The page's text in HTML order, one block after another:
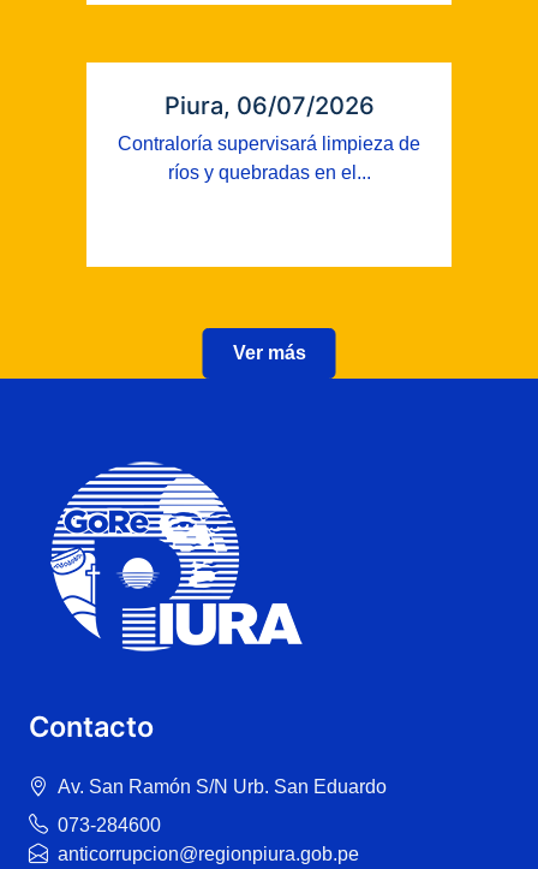
Piura, 06/07/2026
Contraloría supervisará limpieza de
ríos y quebradas en el...
Ver más
Contacto
Av. San Ramón S/N Urb. San Eduardo
073-284600
anticorrupcion@regionpiura.gob.pe